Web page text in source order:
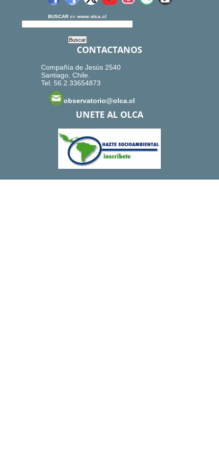
BUSCAR en www.olca.cl
CONTACTANOS
Compañía de Jesús 2540
Santiago, Chile.
Tel: 56.2.33654873
observatorio@olca.cl
UNETE AL OLCA